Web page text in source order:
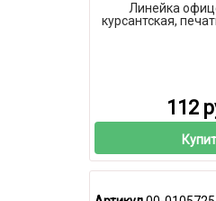
Линейка
курсантская,
112